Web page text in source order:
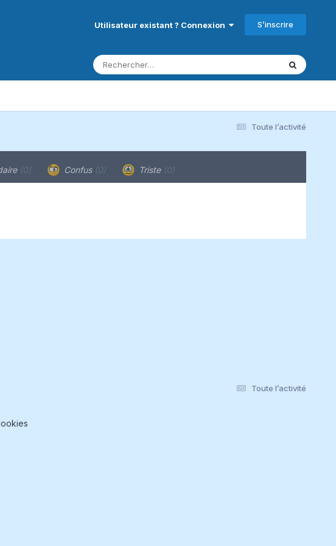
Utilisateur existant ? Connexion S’inscrire
Toute l’activité
(0) Confus (0) Triste (0)
Toute l’activité